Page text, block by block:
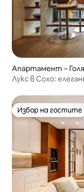
Апартамент –
Лукс в Сохо:
Избор на гостите
Избор на гостите